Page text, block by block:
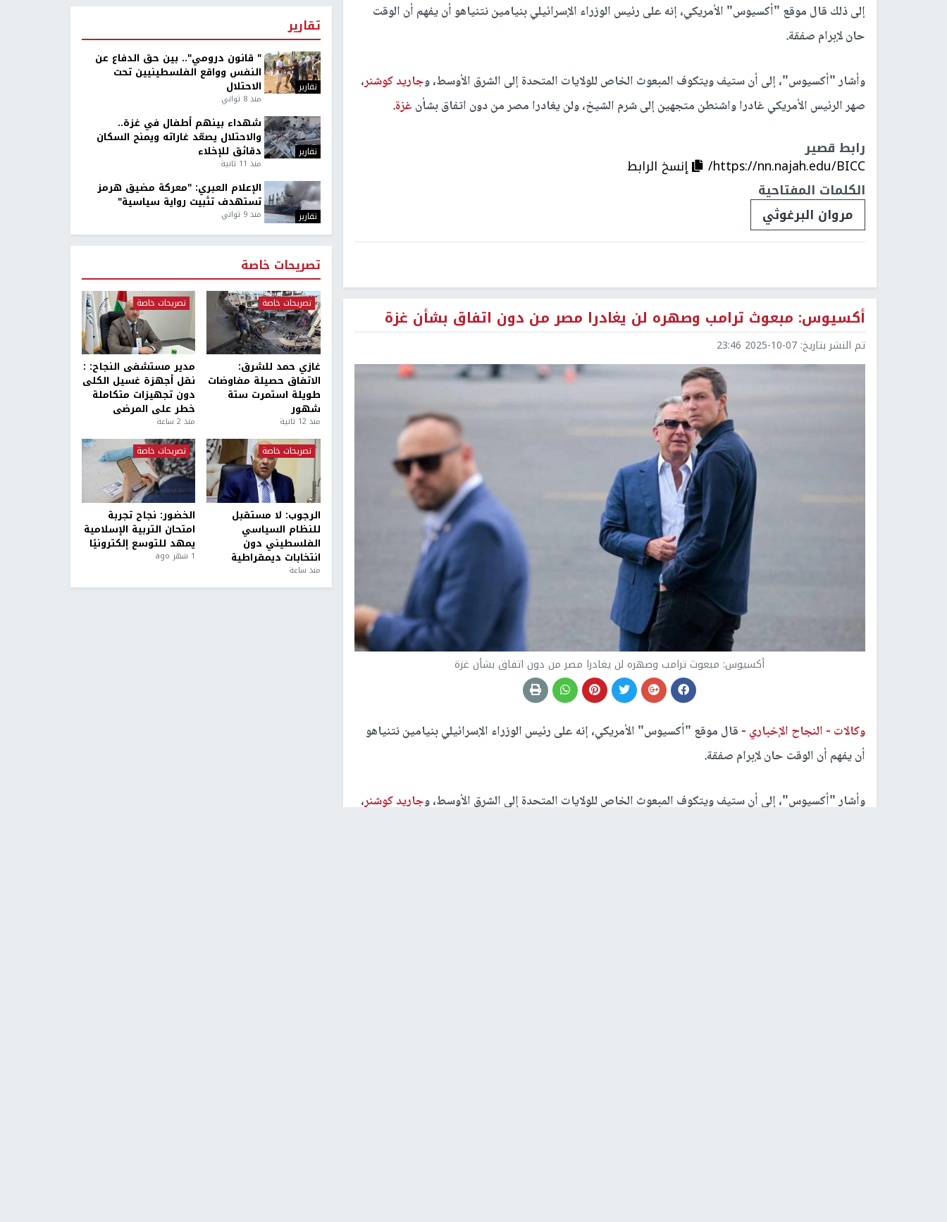
إلى ذلك قال موقع "أكسيوس" الأمريكي، إنه على رئيس الوزراء الإسرائيلي بنيامين نتنياهو أن يفهم أن الوقت
حان لإبرام صفقة.
وأشار "أكسيوس"، إلى أن ستيف ويتكوف المبعوث الخاص للولايات المتحدة إلى الشرق الأوسط، وجاريد كوشنر،
صهر الرئيس الأمريكي غادرا واشنطن متجهين إلى شرم الشيخ، ولن يغادرا مصر من دون اتفاق بشأن غزة.
رابط قصير
https://nn.najah.edu/BICC/
إنسخ الرابط
الكلمات المفتاحية
مروان البرغوثي
أكسيوس: مبعوث ترامب وصهره لن يغادرا مصر من دون اتفاق بشأن غزة
تم النشر بتاريخ: 2025-10-07 23:46
أكسيوس: مبعوث ترامب وصهره لن يغادرا مصر من دون اتفاق بشأن غزة
وكالات - النجاح الإخباري - قال موقع "أكسيوس" الأمريكي، إنه على رئيس الوزراء الإسرائيلي بنيامين نتنياهو
أن يفهم أن الوقت حان لإبرام صفقة.
وأشار "أكسيوس"، إلى أن ستيف ويتكوف المبعوث الخاص للولايات المتحدة إلى الشرق الأوسط، وجاريد كوشنر،
تقارير
تقارير
" قانون درومي".. بين حق الدفاع عن
النفس وواقع الفلسطينيين تحت
الاحتلال
منذ 8 ثواني
تقارير
شهداء بينهم أطفال في غزة..
والاحتلال يصعّد غاراته ويمنح السكان
دقائق للإخلاء
منذ 11 ثانية
تقارير
الإعلام العبري: "معركة مضيق هرمز
تستهدف تثبيت رواية سياسية"
منذ 9 ثواني
تصريحات خاصة
تصريحات خاصة
غازي حمد للشرق:
الاتفاق حصيلة مفاوضات
طويلة استمرت ستة
شهور
منذ 12 ثانية
تصريحات خاصة
مدير مستشفى النجاح: :
نقل أجهزة غسيل الكلى
دون تجهيزات متكاملة
خطر على المرضى
منذ 2 ساعة
تصريحات خاصة
الرجوب: لا مستقبل
للنظام السياسي
الفلسطيني دون
انتخابات ديمقراطية
منذ ساعة
تصريحات خاصة
الخضور: نجاح تجربة
امتحان التربية الإسلامية
يمهد للتوسع إلكترونيًا
1 شهر ago